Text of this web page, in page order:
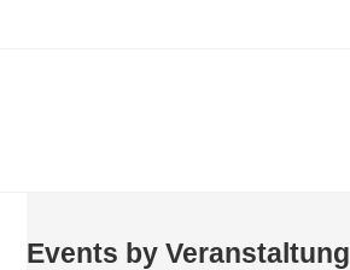
Events by Veranstaltung